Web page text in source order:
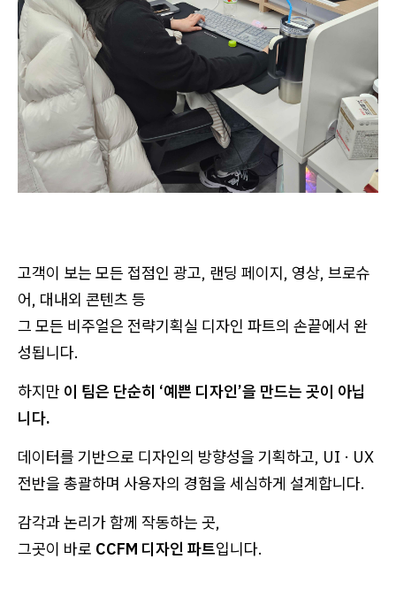
고객이 보는 모든 접점인 광고, 랜딩 페이지, 영상, 브로슈
어, 대내외 콘텐츠 등
그 모든 비주얼은 전략기획실 디자인 파트의 손끝에서 완
성됩니다.
하지만 이 팀은 단순히 ‘예쁜 디자인’을 만드는 곳이 아닙
니다.
데이터를 기반으로 디자인의 방향성을 기획하고, UI · UX
전반을 총괄하며 사용자의 경험을 세심하게 설계합니다.
감각과 논리가 함께 작동하는 곳,
그곳이 바로 CCFM 디자인 파트입니다.